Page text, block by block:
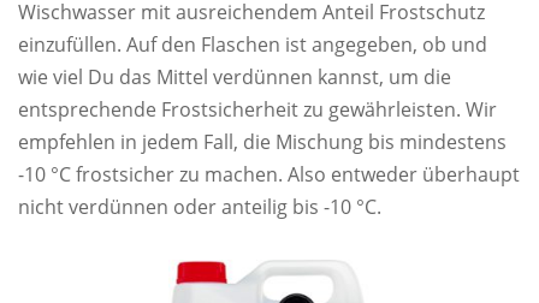
Wischwasser mit ausreichendem Anteil Frostschutz
einzufüllen. Auf den Flaschen ist angegeben, ob und
wie viel Du das Mittel verdünnen kannst, um die
entsprechende Frostsicherheit zu gewährleisten. Wir
empfehlen in jedem Fall, die Mischung bis mindestens
-10 °C frostsicher zu machen. Also entweder überhaupt
nicht verdünnen oder anteilig bis -10 °C.